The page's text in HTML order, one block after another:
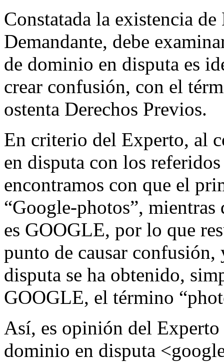
Constatada la existencia
Demandante, debe
de dominio en disputa es
crear confusión, con el
ostenta Derechos Previos.
En criterio del Experto, al
en disputa con los
encontramos con que el
“Google-photos”, mientras
es GOOGLE, por lo que
punto de causar
disputa se ha obtenido,
GOOGLE, el término
Así, es opinión del
dominio en disputa